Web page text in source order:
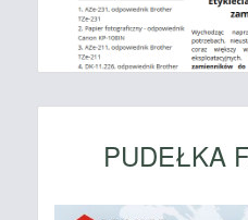
PUDEŁKA